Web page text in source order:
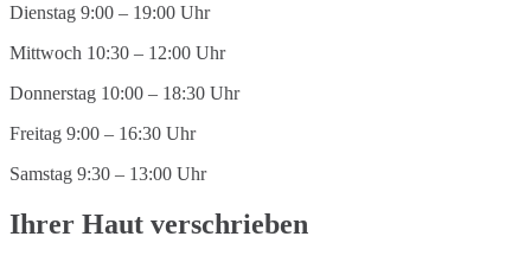
Dienstag 9:00 – 19:00 Uhr
Mittwoch 10:30 – 12:00 Uhr
Donnerstag 10:00 – 18:30 Uhr
Freitag 9:00 – 16:30 Uhr
Samstag 9:30 – 13:00 Uhr
Ihrer Haut verschrieben